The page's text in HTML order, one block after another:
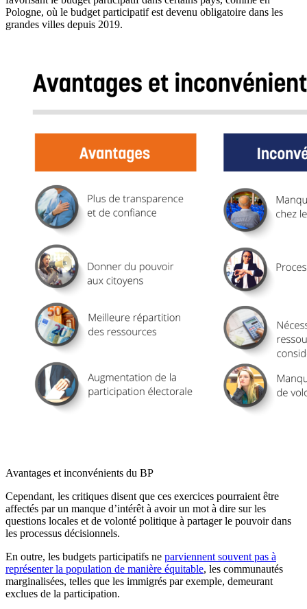
Pologne, où le budget participatif est devenu obligatoire dans les
grandes villes depuis 2019.
Avantages et inconvénients du BP
Cependant, les critiques disent que ces exercices pourraient être
affectés par un manque d’intérêt à avoir un mot à dire sur les
questions locales et de volonté politique à partager le pouvoir dans
les processus décisionnels.
En outre, les budgets participatifs ne parviennent souvent pas à
représenter la population de manière équitable, les communautés
marginalisées, telles que les immigrés par exemple, demeurant
exclues de la participation.